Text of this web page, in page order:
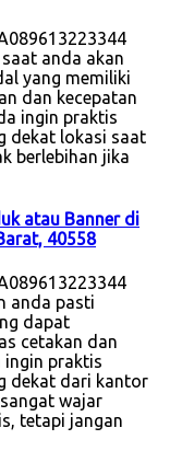
anda akan
yang memiliki
dan kecepatan
ingin praktis
dekat lokasi saat
berlebihan jika
atau Banner di
40558
anda pasti
dapat
cetakan dan
ingin praktis
dekat dari kantor
wajar
tetapi jangan